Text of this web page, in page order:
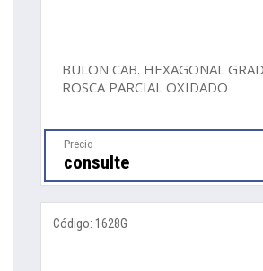
BULON CAB. HEXAGONAL
ROSCA PARCIAL OXIDADO
Precio
consulte
Código: 1628G